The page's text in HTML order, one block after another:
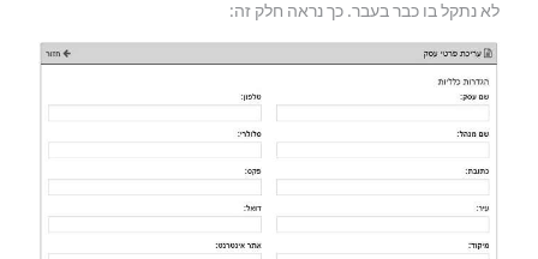
לא נתקל בו כבר בעבר. כך נראה חלק זה: